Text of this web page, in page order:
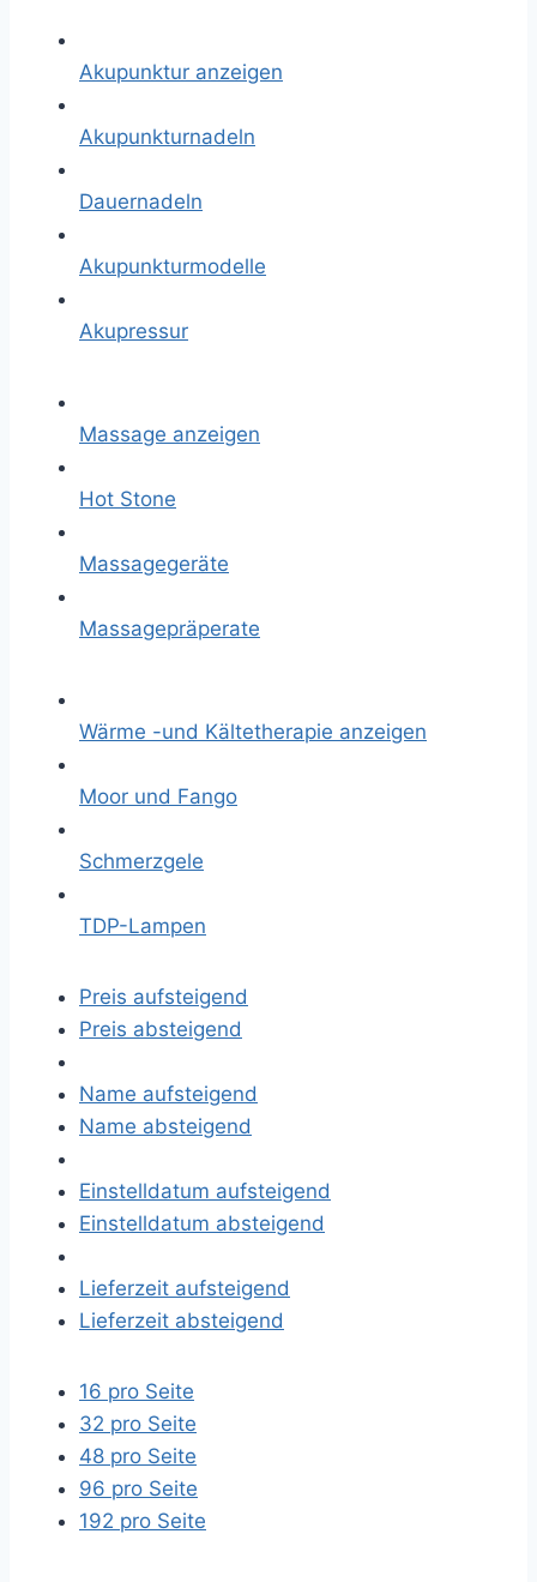
Akupunktur anzeigen
Akupunkturnadeln
Dauernadeln
Akupunkturmodelle
Akupressur
Massage anzeigen
Hot Stone
Massagegeräte
Massagepräperate
Wärme -und Kältetherapie anzeigen
Moor und Fango
Schmerzgele
TDP-Lampen
Preis aufsteigend
Preis absteigend
Name aufsteigend
Name absteigend
Einstelldatum aufsteigend
Einstelldatum absteigend
Lieferzeit aufsteigend
Lieferzeit absteigend
16 pro Seite
32 pro Seite
48 pro Seite
96 pro Seite
192 pro Seite